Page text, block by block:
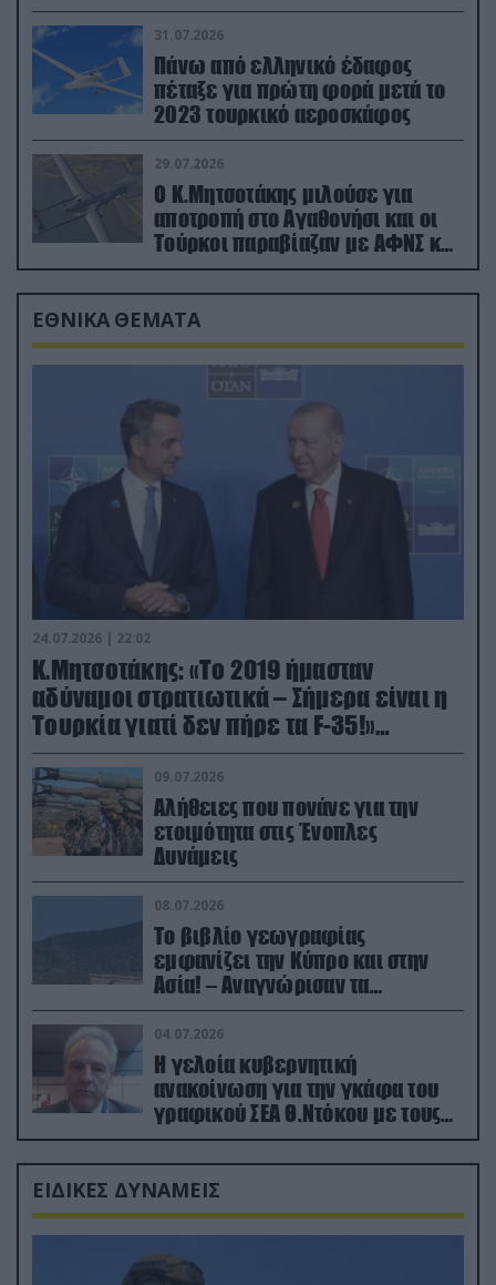
31.07.2026
Πάνω από ελληνικό έδαφος
πέταξε για πρώτη φορά μετά το
2023 τουρκικό αεροσκάφος
29.07.2026
Ο Κ.Μητσοτάκης μιλούσε για
αποτροπή στο Αγαθονήσι και οι
Τούρκοι παραβίαζαν με ΑΦΝΣ και
drone
ΕΘΝΙΚΑ ΘΕΜΑΤΑ
24.07.2026 | 22:02
Κ.Μητσοτάκης: «Το 2019 ήμασταν
αδύναμοι στρατιωτικά – Σήμερα είναι η
Τουρκία γιατί δεν πήρε τα F-35!»
(βίντεο)
09.07.2026
Αλήθειες που πονάνε για την
ετοιμότητα στις Ένοπλες
Δυνάμεις
08.07.2026
Το βιβλίο γεωγραφίας
εμφανίζει την Κύπρο και στην
Ασία! – Αναγνώρισαν τα
κατεχόμενα; (φωτο)
04.07.2026
Η γελοία κυβερνητική
ανακοίνωση για την γκάφα του
γραφικού ΣΕΑ Θ.Ντόκου με τους
Ρώσους φαρσέρ
ΕΙΔΙΚΕΣ ΔΥΝΑΜΕΙΣ